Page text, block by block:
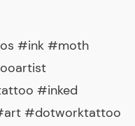
#ink #moth
#inked
#dotworktattoo